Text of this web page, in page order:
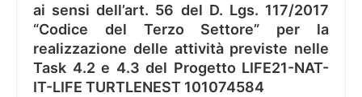
ai sensi dell’art. 56 del D. Lgs. 117/2017
“Codice del Terzo Settore” per la
realizzazione delle attività previste nelle
Task 4.2 e 4.3 del Progetto LIFE21-NAT-
IT-LIFE TURTLENEST 101074584